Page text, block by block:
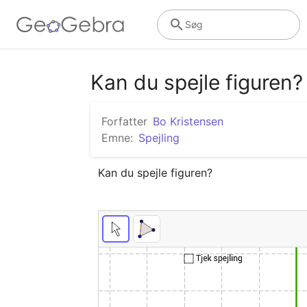
Søg
Kan du spejle figuren?
Forfatter Bo Kristensen
Emne: Spejling
Kan du spejle figuren?